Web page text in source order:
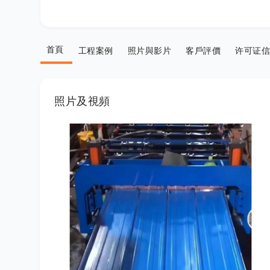
首頁 工程案例 照片與影片 客戶評價 许可证
照片及視頻